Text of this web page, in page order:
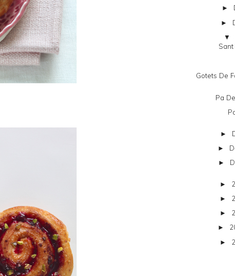
►
►
▼
Sant
Gotets De
Pa
►
►
►
►
►
►
►
►